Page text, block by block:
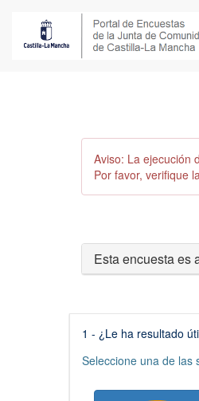
Aviso: La ejecución
Por favor, verifique
Esta encuesta es
(Esta
es
1 - ¿Le ha resultado
Seleccione una de las